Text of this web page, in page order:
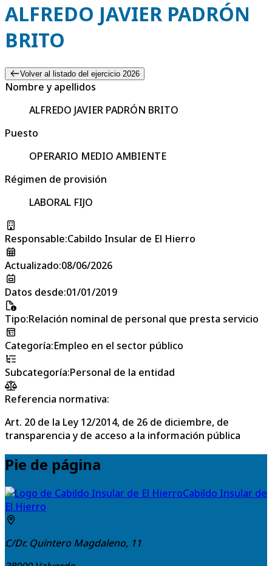
ALFREDO JAVIER PADRÓN
BRITO
Volver al listado del ejercicio 2026
Nombre y apellidos
ALFREDO JAVIER PADRÓN BRITO
Puesto
OPERARIO MEDIO AMBIENTE
Régimen de provisión
LABORAL FIJO
Responsable:Cabildo Insular de El Hierro
Actualizado:08/06/2026
Datos desde:01/01/2019
Tipo:Relación nominal de personal que presta servicio
Categoría:Empleo en el sector público
Subcategoría:Personal de la entidad
Referencia normativa:
Art. 20 de la Ley 12/2014, de 26 de diciembre, de
transparencia y de acceso a la información pública
Pie de página
Cabildo Insular de
El Hierro
C/Dr. Quintero Magdaleno, 11